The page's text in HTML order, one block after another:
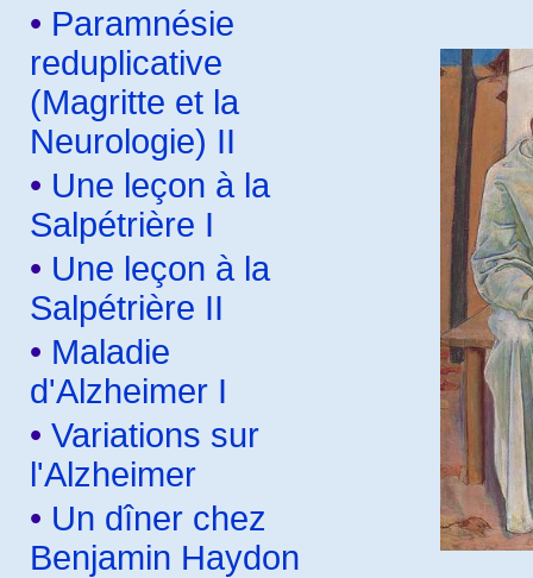
• Paramnésie
reduplicative
(Magritte et la
Neurologie) II
• Une leçon à la
Salpétrière I
• Une leçon à la
Salpétrière II
• Maladie
d'Alzheimer I
• Variations sur
l'Alzheimer
• Un dîner chez
Benjamin Haydon